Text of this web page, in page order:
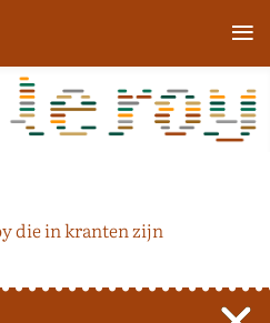
die in kranten zijn
≡